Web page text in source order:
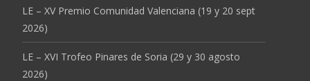
LE – XV Premio Comunidad Valenciana (19 y 20 sept
2026)
LE – XVI Trofeo Pinares de Soria (29 y 30 agosto
2026)